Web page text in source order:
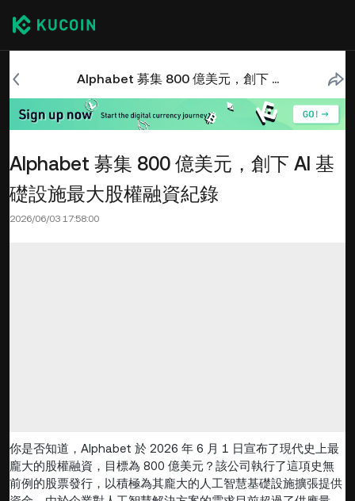
Alphabet 募集 800 億美元，創下 AI 基礎設施最大股權融資紀錄
Alphabet 募集 800 億美元，創下 AI 基
礎設施最大股權融資紀錄
2026/06/03 17:58:00
你是否知道，Alphabet 於 2026 年 6 月 1 日宣布了現代史上最
龐大的股權融資，目標為 800 億美元？該公司執行了這項史無
前例的股票發行，以積極為其龐大的人工智慧基礎設施擴張提供